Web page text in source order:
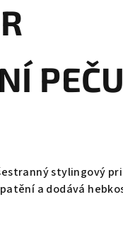
stylingový
a dodává